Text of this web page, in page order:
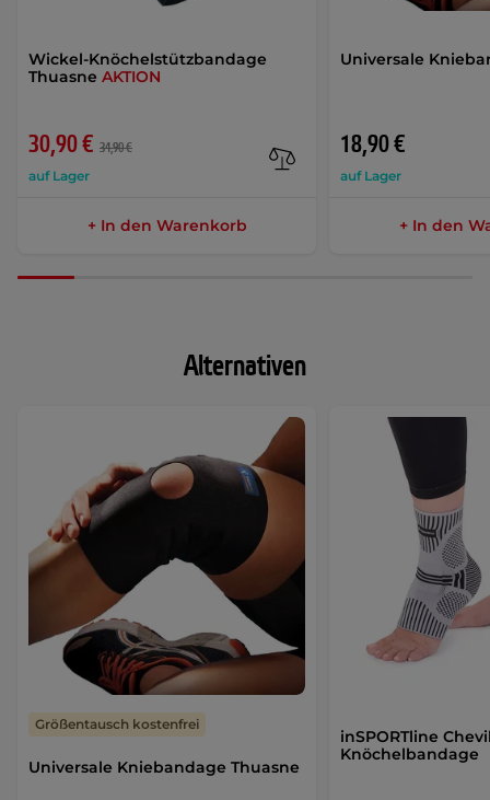
Wickel-Knöchelstützbandage
Thuasne AKTION
30,90 € 34,90 €
auf Lager
+ In den Warenkorb
Universale
18,90 €
auf Lager
+ In den
Alternativen
Universale Kniebandage Thuasne
Größentausch kostenfrei
inSPORTline
Knöchelbandage